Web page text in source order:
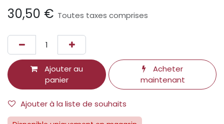
30,50 € Toutes taxes comprises
Ajouter au
panier
Acheter
maintenant
Ajouter à la liste de souhaits